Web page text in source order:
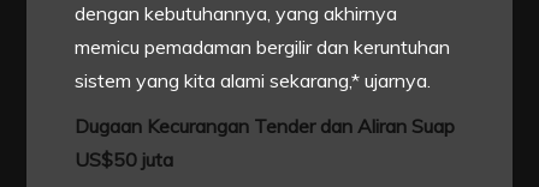
dengan kebutuhannya, yang akhirnya
memicu pemadaman bergilir dan keruntuhan
sistem yang kita alami sekarang,* ujarnya.
Dugaan Kecurangan Tender dan Aliran Suap
US$50 juta